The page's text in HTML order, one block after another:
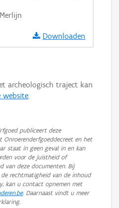
Downloaden
archeologisch traject kan
website.
publiceert deze
Onroerenderfgoeddecreet en het
staat in geen geval in en kan
voor de juistheid of
van deze documenten. Bij
rechtmatigheid van de inhoud
kan u contact opnemen met
. Daarnaast vindt u meer